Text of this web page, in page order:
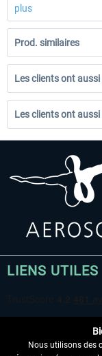
plus
Prod. similaires
Les clients ont
Les clients ont
LIENS UTILES
Nous utilisons des